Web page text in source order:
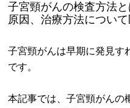
子宮頸がんの検査方法
原因、治療方法につい
子宮頸がんは早期に発見す
です。
本記事では、子宮頸がんの